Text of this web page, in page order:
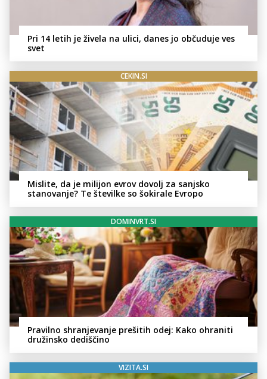
Pri 14 letih je živela na ulici, danes jo občuduje ves
svet
CEKIN.SI
Mislite, da je milijon evrov dovolj za sanjsko
stanovanje? Te številke so šokirale Evropo
DOMINVRT.SI
Pravilno shranjevanje prešitih odej: Kako ohraniti
družinsko dediščino
VIZITA.SI